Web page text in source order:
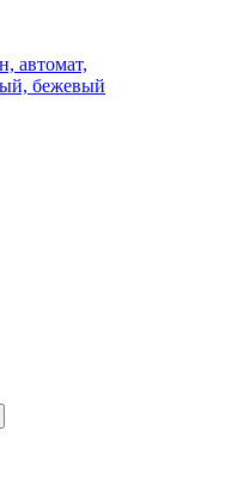
автомат,
бежевый